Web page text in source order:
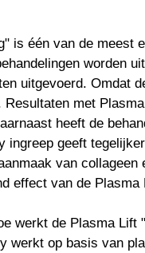
is één van de meest
worden
uitgevoerd. Omdat
met
heeft de
ingreep geeft
van
effect van de
werkt de Plasma Lift
werkt op basis van